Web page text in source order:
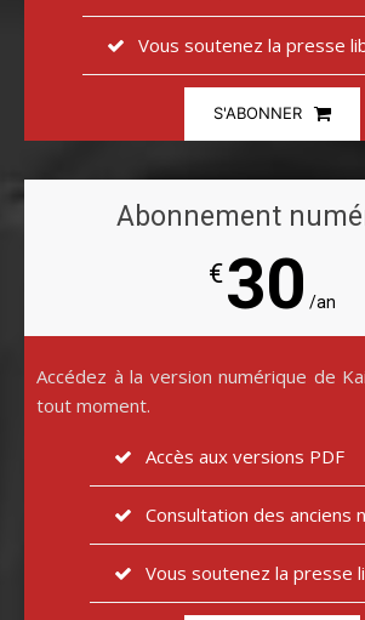
Vous soutenez la presse
S'ABONNER
Abonnement
€30 /an
Accédez à la version numérique de
tout moment.
Accès aux versions PDF
Consultation des anciens
Vous soutenez la presse